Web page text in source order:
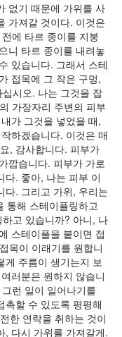
없기 때문에 가위를 사
가져갈 것이다. 이것은
에 타르 종이를 지붕
니 타르 종이를 내려놓
있습니다. 그래서 스테
접목에 그 작은 구멍,
시오. 나는 그것을 잡
가장자리 주변의 피부
가 그것을 넣었을 때,
하겠습니다. 이것은 매
, 감사합니다. 피부가
깝습니다. 피부가 가로
다. 좋아, 나는 피부 이
다. 그리고 가위, 우리는
통해 스테이플링하고
고 있습니까? 아니, 나
스테이플을 붙이면 접
목이 이래기를 원합니
게 주름이 생기는지 보
러분은 원하지 않습니
런 일이 일어나기를
촉할 수 있도록 평평해
한 연락을 취하는 것이
, 다시 가위를 가져갈게.